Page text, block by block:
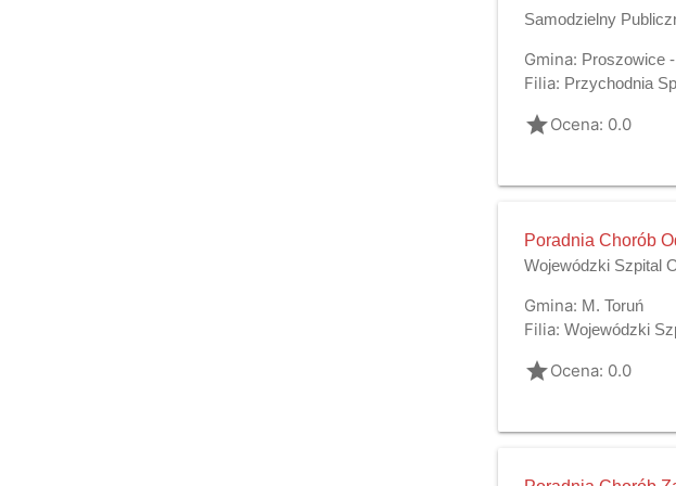
Samodzielny
Gmina: Proszowice
Filia: Przychodnia
gradeOcena: 0.0
Poradnia Chorób
Wojewódzki Szpital
Gmina: M. Toruń
Filia: Wojewódzki
gradeOcena: 0.0